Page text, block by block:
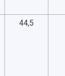
44,5